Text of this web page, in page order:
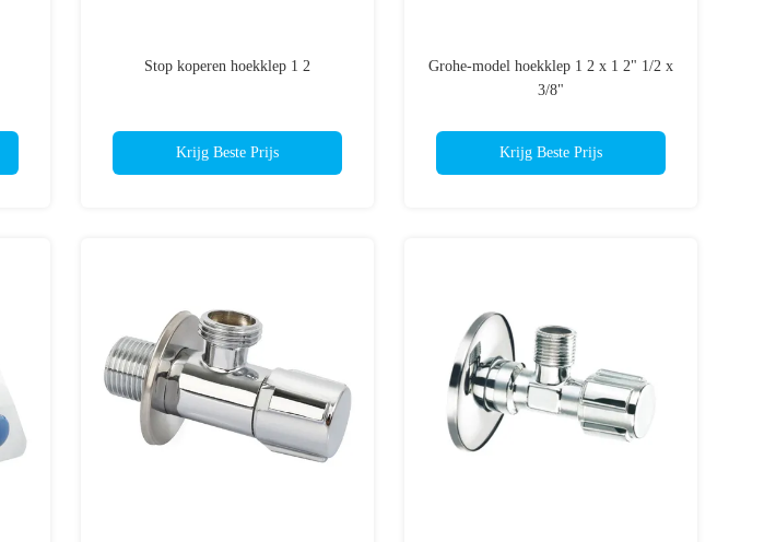
Stop koperen hoekklep 1 2
Krijg Beste Prijs
Grohe-model hoekklep 1 2 x 1 2" 1/2 x
3/8"
Krijg Beste Prijs